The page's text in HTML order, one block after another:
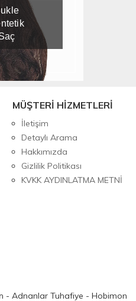
MÜŞTERİ HİZMETLERİ
İletişim
Detaylı Arama
Hakkımızda
Gizlilik Politikası
KVKK AYDINLATMA METNİ
- Adnanlar Tuhafiye - Hobimon